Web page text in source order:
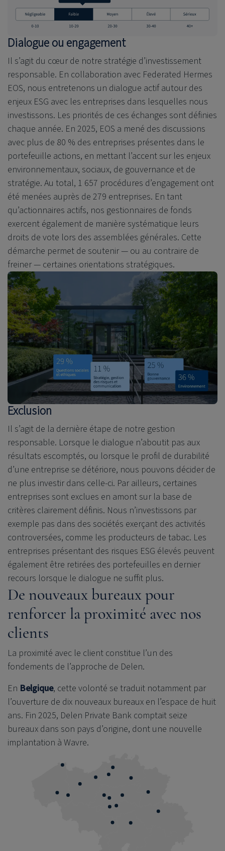
Dialogue ou engagement
Il s’agit du cœur de notre stratégie d’investissement
responsable. En collaboration avec Federated Hermes
EOS, nous entretenons un dialogue actif autour des
enjeux ESG avec les entreprises dans lesquelles nous
investissons. Les priorités de ces échanges sont définies
chaque année. En 2025, EOS a mené des discussions
avec plus de 80 % des entreprises présentes dans le
portefeuille actions, en mettant l’accent sur les enjeux
environnementaux, sociaux, de gouvernance et de
stratégie. Au total, 1 657 procédures d’engagement ont
été menées auprès de 279 entreprises. En tant
qu’actionnaires actifs, nos gestionnaires de fonds
exercent également de manière systématique leurs
droits de vote lors des assemblées générales. Cette
démarche permet de soutenir — ou au contraire de
freiner — certaines orientations stratégiques.
Exclusion
Il s’agit de la dernière étape de notre gestion
responsable. Lorsque le dialogue n’aboutit pas aux
résultats escomptés, ou lorsque le profil de durabilité
d’une entreprise se détériore, nous pouvons décider de
ne plus investir dans celle-ci. Par ailleurs, certaines
entreprises sont exclues en amont sur la base de
critères clairement définis. Nous n’investissons par
exemple pas dans des sociétés exerçant des activités
controversées, comme les producteurs de tabac. Les
entreprises présentant des risques ESG élevés peuvent
également être retirées des portefeuilles en dernier
recours lorsque le dialogue ne suffit plus.
De nouveaux bureaux pour
renforcer la proximité avec nos
clients
La proximité avec le client constitue l’un des
fondements de l’approche de Delen.
En Belgique, cette volonté se traduit notamment par
l’ouverture de dix nouveaux bureaux en l’espace de huit
ans. Fin 2025, Delen Private Bank comptait seize
bureaux dans son pays d’origine, dont une nouvelle
implantation à Wavre.